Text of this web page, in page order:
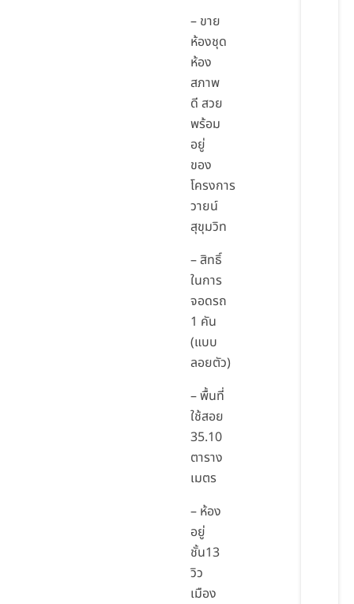
– ขาย
ห้องชุด
ห้อง
สภาพ
ดี สวย
พร้อม
อยู่
ของ
โครงการ
วายน์
สุขุมวิท
– สิทธิ์
ในการ
จอดรถ
1 คัน
(แบบ
ลอยตัว)
– พื้นที่
ใช้สอย
35.10
ตาราง
เมตร
– ห้อง
อยู่
ชั้น13
วิว
เมือง